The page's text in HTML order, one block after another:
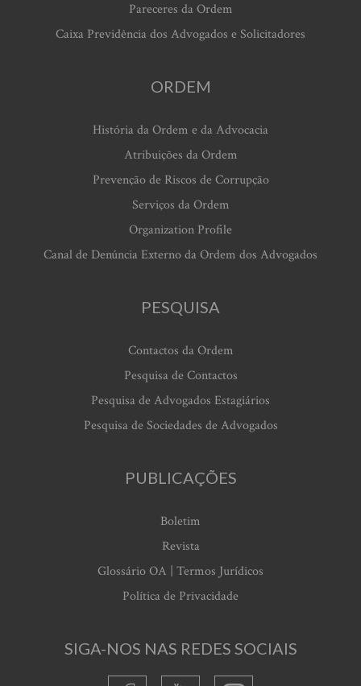
Pareceres da Ordem
Caixa Previdência dos Advogados e Solicitadores
ORDEM
História da Ordem e da Advocacia
Atribuições da Ordem
Prevenção de Riscos de Corrupção
Serviços da Ordem
Organization Profile
Canal de Denúncia Externo da Ordem dos Advogados
PESQUISA
Contactos da Ordem
Pesquisa de Contactos
Pesquisa de Advogados Estagiários
Pesquisa de Sociedades de Advogados
PUBLICAÇÕES
Boletim
Revista
Glossário OA | Termos Jurídicos
Política de Privacidade
SIGA-NOS NAS REDES SOCIAIS